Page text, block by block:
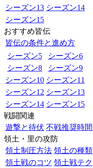
シーズン13 シーズン14
シーズン15
おすすめ皆伝
皆伝の条件と進め方
シーズン5
シーズン6
シーズン8
シーズン9
シーズン10 シーズン11
シーズン12 シーズン13
シーズン14 シーズン15
戦闘関連
遊撃と待伏 不戦推奨時間
領土・里の攻防
領土制圧方法 領土の種類
領土戦のコツ 領土戦テク